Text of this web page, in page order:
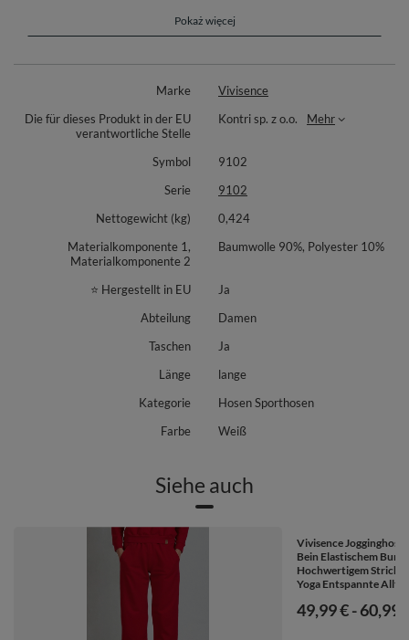
locker sitzende Hose mit weitem, geradem Bein.
Seitentaschen
Modell ist aus hochwertigem Strickstoff gefertigt
Materialzusammensetzung: 90% Baumwolle, 10% Polyester.
Pokaż więcej
Marke
Vivisence
Die für dieses Produkt in der EU
verantwortliche Stelle
Kontri sp. z o.o. Mehr
Symbol
9102
Serie
9102
Nettogewicht (kg)
0,424
Materialkomponente 1,
Materialkomponente 2
Baumwolle 90%, Polyester 10%
⭐ Hergestellt in EU
Ja
Abteilung
Damen
Taschen
Ja
Länge
lange
Kategorie
Hosen Sporthosen
Farbe
Weiß
Siehe auch
Vivisence
Bein Elastischem
Hochwertigem
Yoga Entspannte
ab
49,99 €-bis
60,99